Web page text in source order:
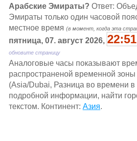
Арабские Эмираты? Ответ:
Эмираты только один часовой
местное время (в момент, когда эта
пятница, 07. август 2026,
обновите страницу
Aналоговые часы показывают
распространеной временной зоны
(Asia/Dubai, Разница во времени
подробной информации, найти
текстом. Континент: Азия.